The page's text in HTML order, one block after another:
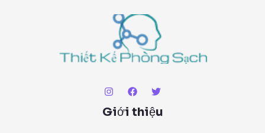
Giới thiệu